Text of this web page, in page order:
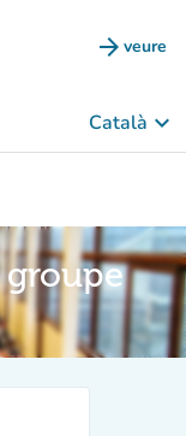
arrow_forward veure
(new
Català keyboard_arrow_down
groupe